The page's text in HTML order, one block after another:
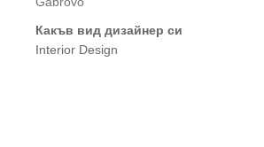
Какъв вид дизайнер си
Interior Design